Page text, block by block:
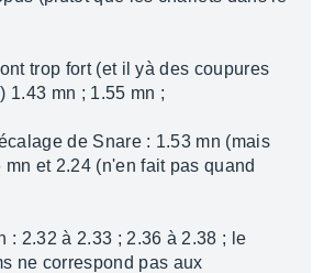
trop fort (et il yà des coupures
1.43 mn ; 1.55 mn ;
de Snare : 1.53 mn (mais
et 2.24 (n'en fait pas quand
: 2.32 à 2.33 ; 2.36 à 2.38 ; le
ne correspond pas aux